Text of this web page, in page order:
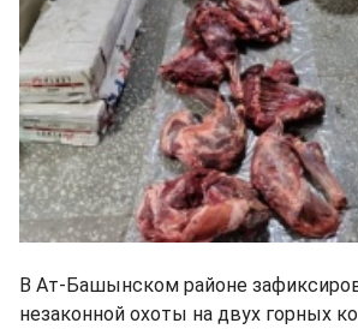
В Ат-Башынском районе
незаконной охоты на двух горных